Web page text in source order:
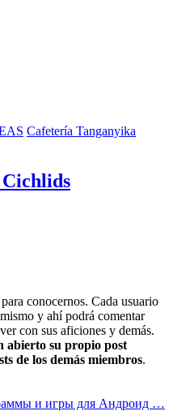
Cafetería Tanganyika
conocernos. Cada usuario
y ahí podrá comentar
con sus aficiones y demás.
abierto su propio post
de los demás miembros.
и игры для Андроид …